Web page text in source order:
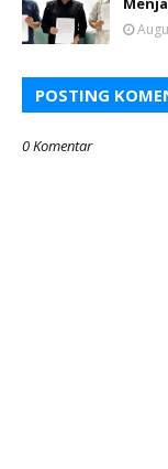
POSTING
0 Komentar